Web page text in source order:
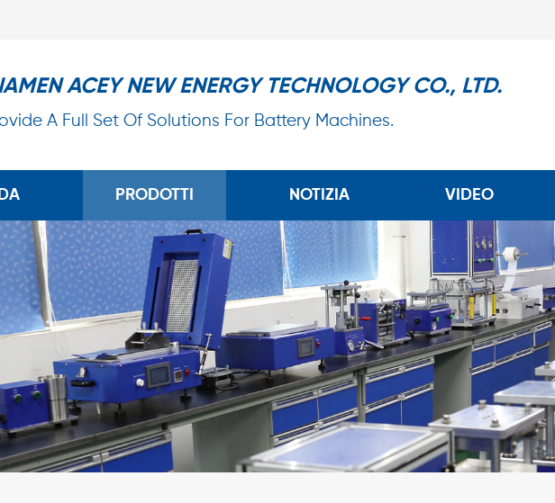
ACEY NEW ENERGY TECHNOLOGY CO., LTD.
A Full Set Of Solutions For Battery Machines.
PRODOTTI NOTIZIA VIDEO